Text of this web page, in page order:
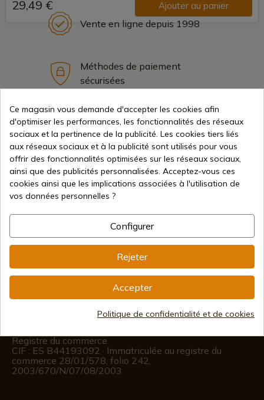
29,49 € Ajouter au panier
Vente en ligne depuis 1998
Méthodes de paiement
sécurisées
Expédition internationale
Information
info@aceros-de-hispania.com
Informations sur le client
Du lundi au vendredi de 09h00 à 15h00
Registre du commerce
CIF : ES B44193092 · Immatriculée au registre du
commerce 28/01/578, folio 242,
2003/670/N/07/08/2003
Ce magasin vous demande d'accepter les cookies afin
d'optimiser les performances, les fonctionnalités des réseaux
sociaux et la pertinence de la publicité. Les cookies tiers liés
aux réseaux sociaux et à la publicité sont utilisés pour vous
offrir des fonctionnalités optimisées sur les réseaux sociaux,
ainsi que des publicités personnalisées. Acceptez-vous ces
cookies ainsi que les implications associées à l'utilisation de
vos données personnelles ?
Configurer
Rejeter
Accepter
Politique de confidentialité et de cookies